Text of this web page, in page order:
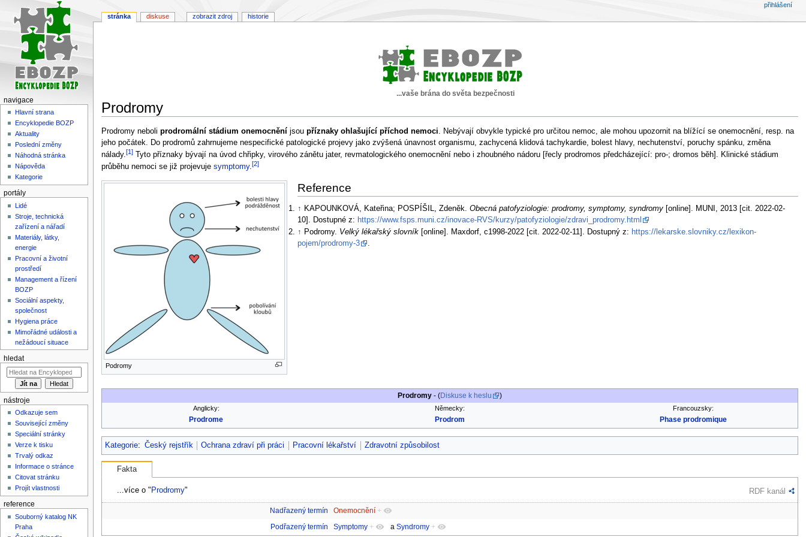
...vaše brána do světa bezpečnosti
Prodromy
Skočit
na
navigaci
Skočit
na
vyhledávání
Prodromy neboli prodromální stádium onemocnění jsou příznaky ohlašující příchod nemoci. Nebývají obvykle typické pro určitou nemoc, ale mohou upozornit na blížící se onemocnění, resp. na
jeho počátek. Do prodromů zahrnujeme nespecifické patologické projevy jako zvýšená únavnost organismu, zachycená klidová tachykardie, bolest hlavy, nechutenství, poruchy spánku, změna
nálady.[1]Tyto příznaky bývají na úvod chřipky, virového zánětu jater, revmatologického onemocnění nebo i zhoubného nádoru [řecly prodromos předcházející: pro-; dromos běh]. Klinické stádium
průběhu nemoci se již projevuje symptomy.[2]
Podromy
Reference
↑ KAPOUNKOVÁ, Kateřina; POSPÍŠIL, Zdeněk.Obecná patofyziologie: prodromy, symptomy, syndromy [online]. MUNI, 2013 [cit. 2022-02-
10]. Dostupné z: https://www.fsps.muni.cz/inovace-RVS/kurzy/patofyziologie/zdravi_prodromy.html
↑ Podromy. Velký lékařský slovník [online]. Maxdorf, c1998-2022 [cit. 2022-02-11]. Dostupný z: https://lekarske.slovniky.cz/lexikon-
pojem/prodromy-3
.
Prodromy- (Diskuse k heslu )
Anglicky: Německy: Francouzsky:
Prodrome Prodrom Phase prodromique
Kategorie: Český rejstřík Ochrana zdraví při práci Pracovní lékařství Zdravotní způsobilost
Fakta
...více o " Prodromy" RDF kanál
Nadřazený termín Onemocnění +
Podřazený termín
Symptomy + aSyndromy +
stránka diskuse zobrazit zdroj historie
přihlášení
navigace
Hlavní strana
Encyklopedie BOZP
Aktuality
Poslední změny
Náhodná stránka
Nápověda
Kategorie
portály
Lidé
Stroje, technická
zařízení a nářadí
Materiály, látky,
energie
Pracovní a životní
prostředí
Management a řízení
BOZP
Sociální aspekty,
společnost
Hygiena práce
Mimořádné události a
nežádoucí situace
hledat
nástroje
Odkazuje sem
Související změny
Speciální stránky
Verze k tisku
Trvalý odkaz
Informace o stránce
Citovat stránku
Projít vlastnosti
reference
Souborný katalog NK
Praha